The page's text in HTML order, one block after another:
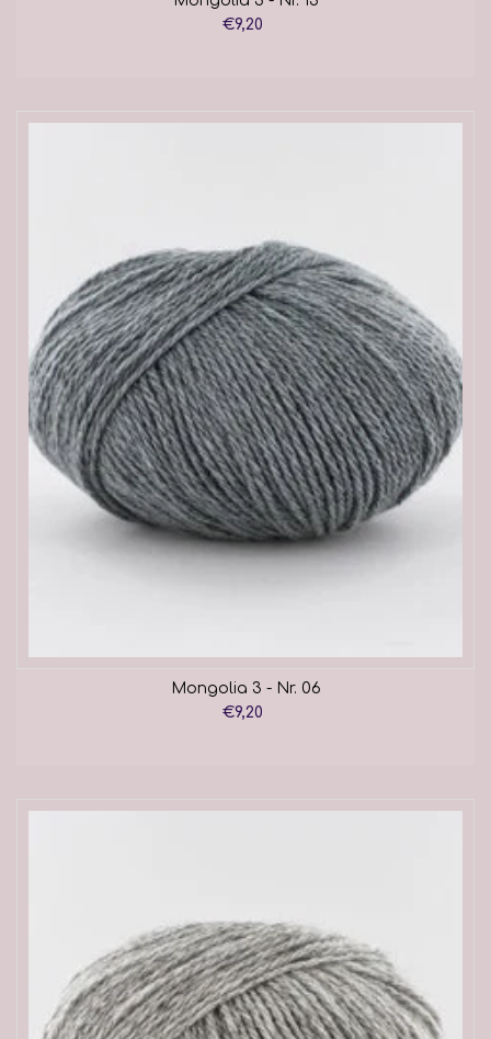
€9,20
Mongolia 3 - Nr. 06
€9,20